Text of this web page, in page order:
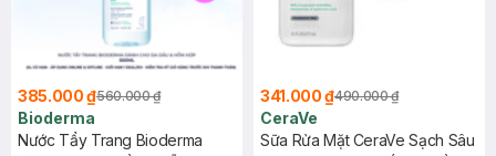
385.000 ₫560.000 ₫
Bioderma
Nước Tẩy Trang Bioderma
341.000 ₫490.000 ₫
CeraVe
Sữa Rửa Mặt CeraVe Sạch Sâu